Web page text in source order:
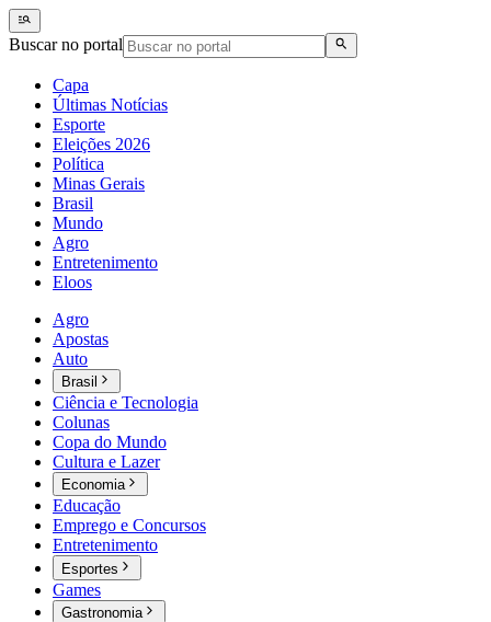
Buscar no portal
Capa
Últimas Notícias
Esporte
Eleições 2026
Política
Minas Gerais
Brasil
Mundo
Agro
Entretenimento
Eloos
Agro
Apostas
Auto
Brasil
Ciência e Tecnologia
Colunas
Copa do Mundo
Cultura e Lazer
Economia
Educação
Emprego e Concursos
Entretenimento
Esportes
Games
Gastronomia